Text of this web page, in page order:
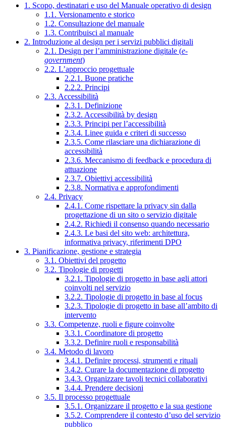
1. Scopo, destinatari e uso del Manuale operativo di design
1.1. Versionamento e storico
1.2. Consultazione del manuale
1.3. Contribuisci al manuale
2. Introduzione al design per i servizi pubblici digitali
2.1. Design per l’amministrazione digitale (e-
government)
2.2. L’approccio progettuale
2.2.1. Buone pratiche
2.2.2. Principi
2.3. Accessibilità
2.3.1. Definizione
2.3.2. Accessibilità by design
2.3.3. Principi per l’accessibilità
2.3.4. Linee guida e criteri di successo
2.3.5. Come rilasciare una dichiarazione di
accessibilità
2.3.6. Meccanismo di feedback e procedura di
attuazione
2.3.7. Obiettivi accessibilità
2.3.8. Normativa e approfondimenti
2.4. Privacy
2.4.1. Come rispettare la privacy sin dalla
progettazione di un sito o servizio digitale
2.4.2. Richiedi il consenso quando necessario
2.4.3. Le basi del sito web: architettura,
informativa privacy, riferimenti DPO
3. Pianificazione, gestione e strategia
3.1. Obiettivi del progetto
3.2. Tipologie di progetti
3.2.1. Tipologie di progetto in base agli attori
coinvolti nel servizio
3.2.2. Tipologie di progetto in base al focus
3.2.3. Tipologie di progetto in base all’ambito di
intervento
3.3. Competenze, ruoli e figure coinvolte
3.3.1. Coordinatore di progetto
3.3.2. Definire ruoli e responsabilità
3.4. Metodo di lavoro
3.4.1. Definire processi, strumenti e rituali
3.4.2. Curare la documentazione di progetto
3.4.3. Organizzare tavoli tecnici collaborativi
3.4.4. Prendere decisioni
3.5. Il processo progettuale
3.5.1. Organizzare il progetto e la sua gestione
3.5.2. Comprendere il contesto d’uso del servizio
pubblico